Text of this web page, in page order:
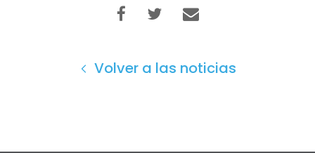
Volver a las noticias